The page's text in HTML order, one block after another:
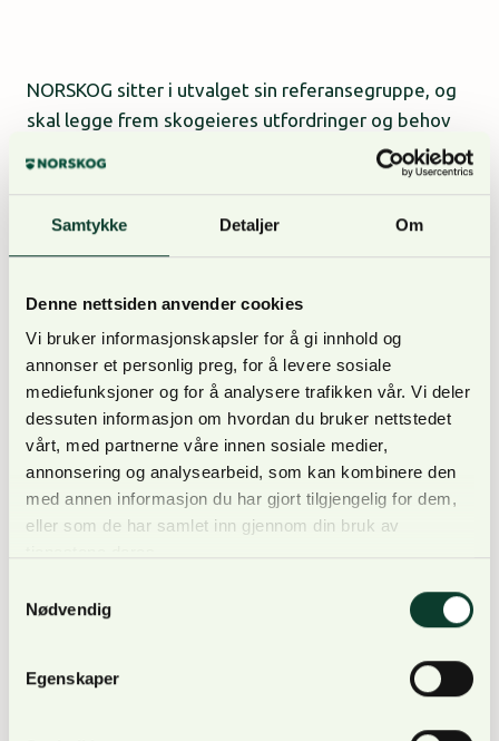
Samtykke Detaljer Om
Denne nettsiden anvender cookies
Vi bruker informasjonskapsler for å gi innhold og
annonser et personlig preg, for å levere sosiale
mediefunksjoner og for å analysere trafikken vår. Vi deler
dessuten informasjon om hvordan du bruker nettstedet
vårt, med partnerne våre innen sosiale medier,
annonsering og analysearbeid, som kan kombinere den
med annen informasjon du har gjort tilgjengelig for dem,
eller som de har samlet inn gjennom din bruk av
Nødvendig
Egenskaper
NORSKOG sitter i utvalget sin referansegruppe, og
skal legge frem skogeieres utfordringer og behov
knyttet til loven. Vi ønsker at skogeiere forteller oss
om konkrete tilfeller hvor motorferdselsloven har
hvilke endringer som kan hjelpe.
Innspill kan sendes til Benthe E. Løvenskiold på e-
post benthe.lovenskiold@norskog.no.
Frist for innsending er 1.mars.
Per i dag er motorferdsel i utmark og vassdrag i
utgangspunktet forbudt, men det er ikke ønske om
nytteformål. Motorferdsel i utmark er viktig for